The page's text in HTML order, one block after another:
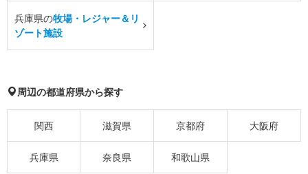
兵庫県の牧場・レジャー＆リ
ゾート施設
周辺の都道府県から探す
関西 滋賀県 京都府 大阪府
兵庫県 奈良県 和歌山県